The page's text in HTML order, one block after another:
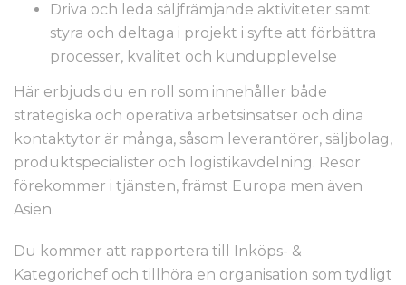
Driva och leda säljfrämjande aktiviteter samt
styra och deltaga i projekt i syfte att förbättra
processer, kvalitet och kundupplevelse
Här erbjuds du en roll som innehåller både
strategiska och operativa arbetsinsatser och dina
kontaktytor är många, såsom leverantörer, säljbolag,
produktspecialister och logistikavdelning. Resor
förekommer i tjänsten, främst Europa men även
Asien.
Du kommer att rapportera till Inköps- &
Kategorichef och tillhöra en organisation som tydligt